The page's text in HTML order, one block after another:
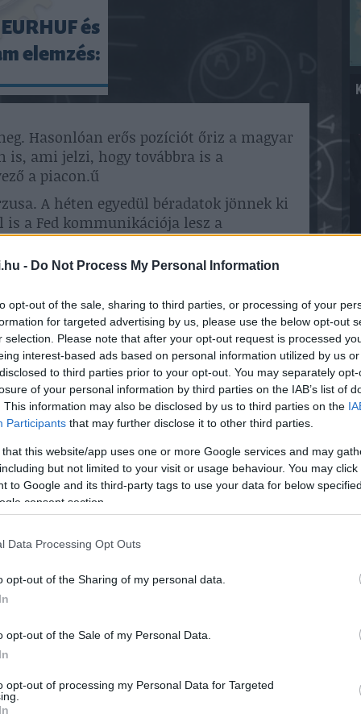
- Do Not Process My Personal Information
opt-out of the sale, sharing to third parties, or processing of your
for targeted advertising by us, please use the below opt-out
selection. Please note that after your opt-out request is processed
interest-based ads based on personal information utilized by us
to third parties prior to your opt-out. You may separately
of your personal information by third parties on the IAB’s list of
This information may also be disclosed by us to third parties on the
Participants that may further disclose it to other third parties.
that this website/app uses one or more Google services and may
but not limited to your visit or usage behaviour. You may
to Google and its third-party tags to use your data for below
consent section.
Data Processing Opt Outs
opt-out of the Sharing of my personal data.
opt-out of the Sale of my Personal Data.
opt-out of processing my Personal Data for Targeted
és
elemzés:
Hasonlóan erős pozíciót őriz a magyar
is, ami jelzi, hogy továbbra is a
a piacon.ű
A héten egyedül béradatok jönnek ki
a Fed kommunikációja lesz a
és Powell szavai is igazolják az októberi,
úgy tovább erősödhet a
a héten
mellett zajlott le a kereskedés a
i egyetem felmérése enyhén
pénteken, míg a hosszútávú
a legfrissebb eredmények szerint.
az EURUSD kurzusa. Az előttünk álló
importárindex, kiskereskedelem
együtt elsősorban a Fedre figyelünk: a
az amerikai jegybank.